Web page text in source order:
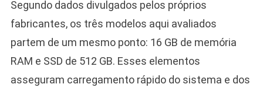
Segundo dados divulgados pelos próprios
fabricantes, os três modelos aqui avaliados
partem de um mesmo ponto: 16 GB de memória
RAM e SSD de 512 GB. Esses elementos
asseguram carregamento rápido do sistema e dos